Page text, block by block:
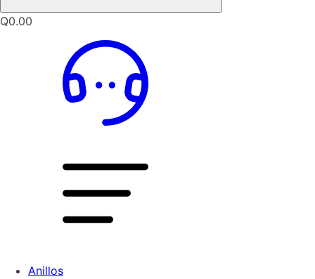
Q0.00
Anillos